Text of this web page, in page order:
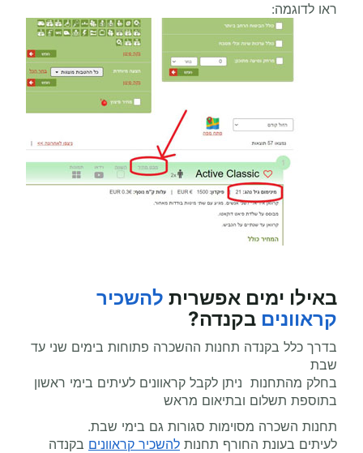
ראו לדוגמה:
באילו ימים אפשרית להשכיר
קראוונים בקנדה?
בדרך כלל בקנדה תחנות ההשכרה פתוחות בימים שני עד
שבת
בחלק מהתחנות ניתן לקבל קראוונים לעיתים בימי ראשון
בתוספת תשלום ובתיאום מראש
תחנות השכרה מסוימות סגורות גם בימי שבת.
לעיתים בעונת החורף תחנות להשכיר קראוונים בקנדה